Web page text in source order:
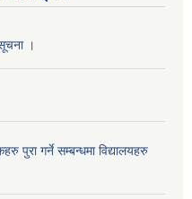
।
पुरा गर्ने सम्बन्धमा विद्यालयहरु